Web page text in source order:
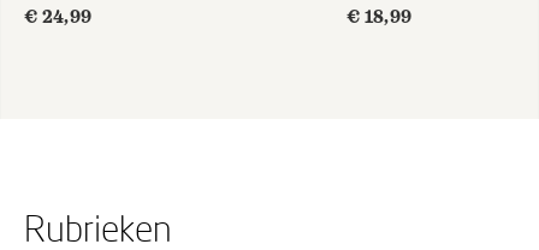
€ 24,99
€ 18,99
Rubrieken